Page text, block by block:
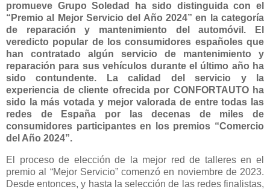
promueve Grupo Soledad ha sido distinguida con el
“Premio al Mejor Servicio del Año 2024” en la categoría
de reparación y mantenimiento del automóvil. El
veredicto popular de los consumidores españoles que
han contratado algún servicio de mantenimiento y
reparación para sus vehículos durante el último año ha
sido contundente. La calidad del servicio y la
experiencia de cliente ofrecida por CONFORTAUTO ha
sido la más votada y mejor valorada de entre todas las
redes de España por las decenas de miles de
consumidores participantes en los premios “Comercio
del Año 2024”.
El proceso de elección de la mejor red de talleres en el
premio al “Mejor Servicio” comenzó en noviembre de 2023.
Desde entonces, y hasta la selección de las redes finalistas,